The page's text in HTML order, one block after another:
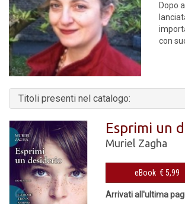
Dopo
con
Titoli presenti nel catalogo:
Esprimi un
Muriel Zagha
eBook € 5,99
Arrivati all'ultima